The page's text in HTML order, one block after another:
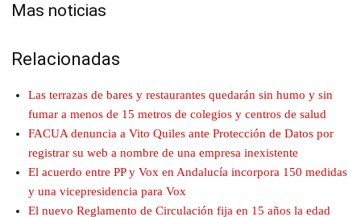
Mas noticias
Relacionadas
Las terrazas de bares y restaurantes quedarán sin humo y sin
fumar a menos de 15 metros de colegios y centros de salud
FACUA denuncia a Vito Quiles ante Protección de Datos por
registrar su web a nombre de una empresa inexistente
El acuerdo entre PP y Vox en Andalucía incorpora 150 medidas
y una vicepresidencia para Vox
El nuevo Reglamento de Circulación fija en 15 años la edad